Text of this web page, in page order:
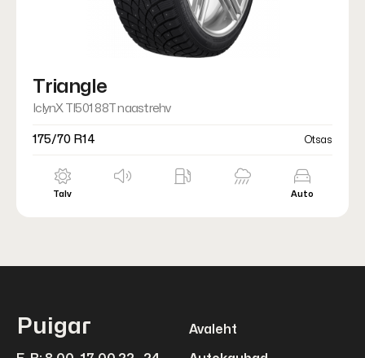
Triangle
IclynX TI501 88T naastrehv
175/70 R14 Otsas
Talv Auto
Puigar Avaleht